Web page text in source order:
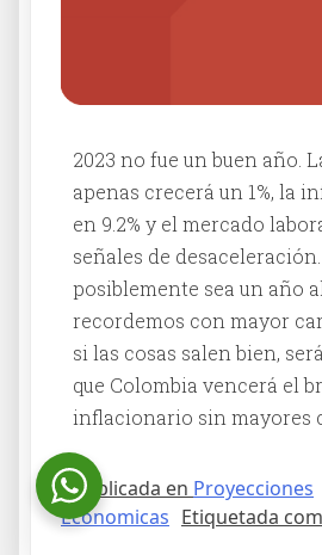
2023 no fue un buen año.
apenas crecerá un 1%, la
en 9.2% y el mercado
señales de
posiblemente sea un año
recordemos con mayor
si las cosas salen bien,
que Colombia vencerá el
inflacionario sin mayores
Publicada en Proyecciones
Ecónomicas Etiquetada